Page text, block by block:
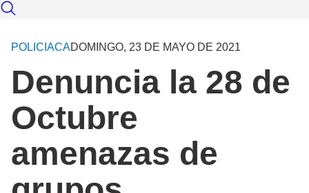
POLICIACADOMINGO, 23 DE MAYO DE 2021
Denuncia la 28 de
Octubre
amenazas de